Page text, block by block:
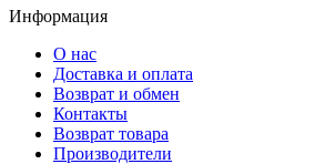
Информация
О нас
Доставка и оплата
Возврат и обмен
Контакты
Возврат товара
Производители